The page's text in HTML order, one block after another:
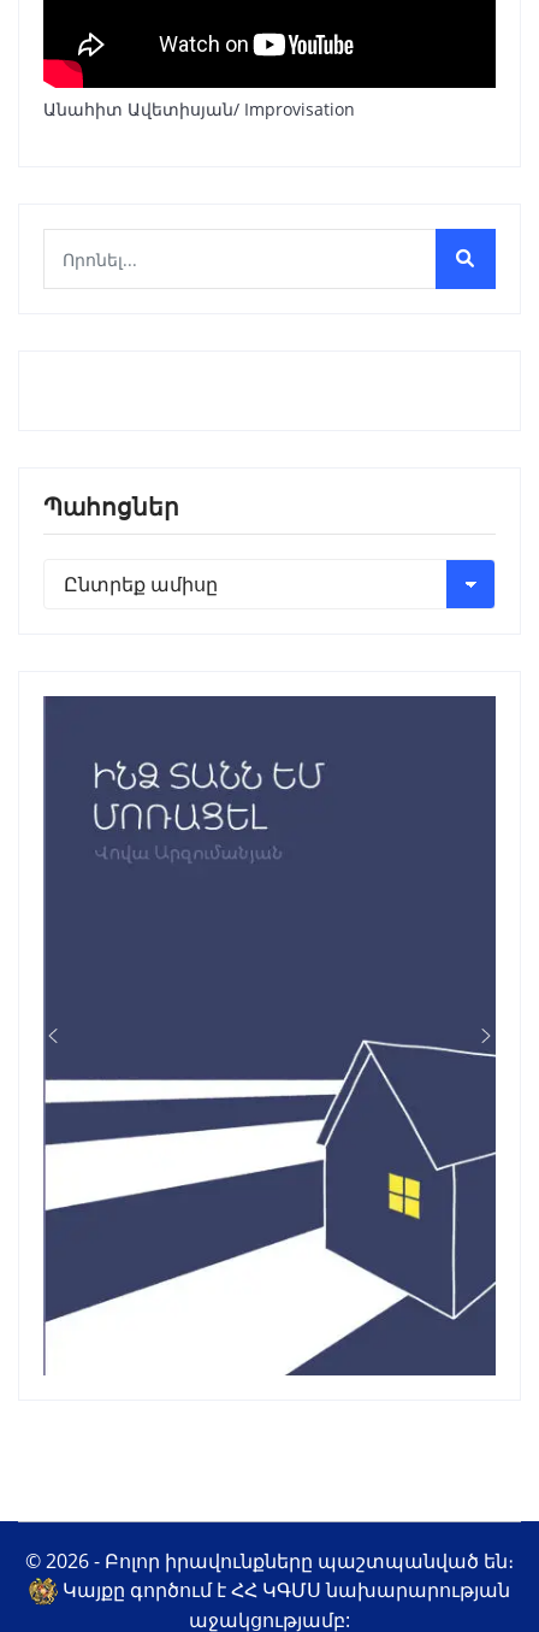
Անահիտ Ավետիսյան/ Improvisation
Պահոցներ
© 2026 - Բոլոր իրավունքները պաշտպանված են։
Կայքը գործում է ՀՀ ԿԳՄՍ նախարարության
աջակցությամբ: